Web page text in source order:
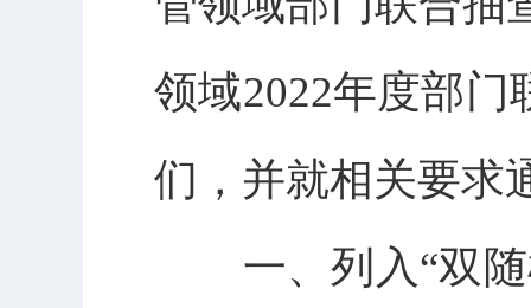
领域2022年度部门
们，并就相关要求
一、列入“双